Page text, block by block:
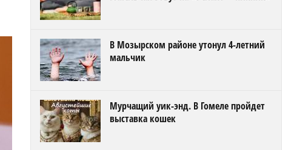
В Мозырском районе утонул 4-летний
мальчик
Мурчащий уик-энд. В Гомеле пройдет
выставка кошек